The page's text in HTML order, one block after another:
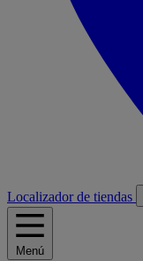
Localizador de tiendas
Menú